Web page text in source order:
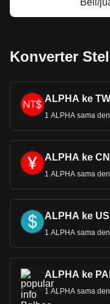
Beli/
Konverter
ALPHA ke
1 ALPHA sama
ALPHA ke
1 ALPHA sama
ALPHA ke
1 ALPHA sama
ALPHA ke
1 ALPHA sama